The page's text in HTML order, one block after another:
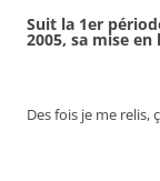
Suit la 1er
2005, sa mise en
Des fois je me relis,